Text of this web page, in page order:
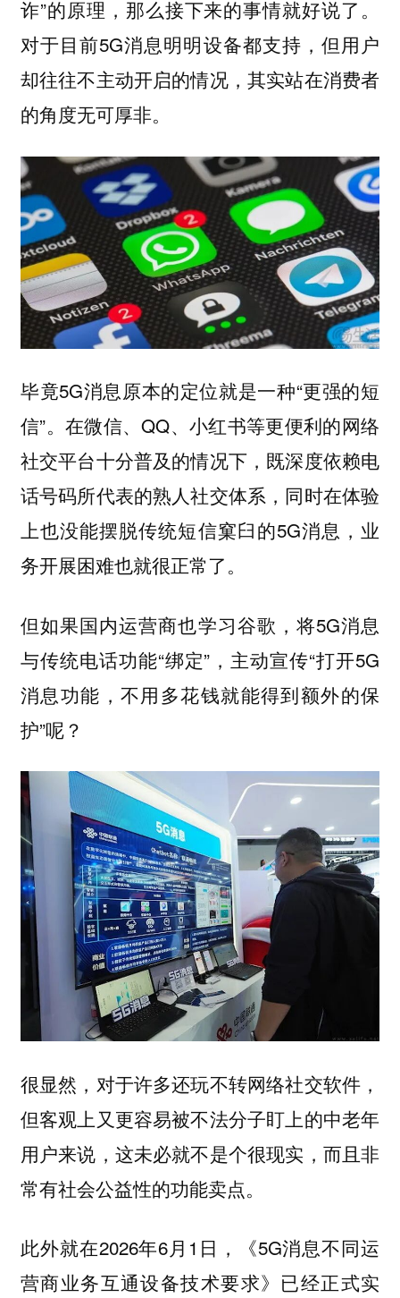
诈”的原理，那么接下来的事情就好说了。
对于目前5G消息明明设备都支持，但用户
却往往不主动开启的情况，其实站在消费者
的角度无可厚非。
毕竟5G消息原本的定位就是一种“更强的短
信”。在微信、QQ、小红书等更便利的网络
社交平台十分普及的情况下，既深度依赖电
话号码所代表的熟人社交体系，同时在体验
上也没能摆脱传统短信窠臼的5G消息，业
务开展困难也就很正常了。
但如果国内运营商也学习谷歌，将5G消息
与传统电话功能“绑定”，主动宣传“打开5G
消息功能，不用多花钱就能得到额外的保
护”呢？
很显然，对于许多还玩不转网络社交软件，
但客观上又更容易被不法分子盯上的中老年
用户来说，这未必就不是个很现实，而且非
常有社会公益性的功能卖点。
此外就在2026年6月1日，《5G消息不同运
营商业务互通设备技术要求》已经正式实